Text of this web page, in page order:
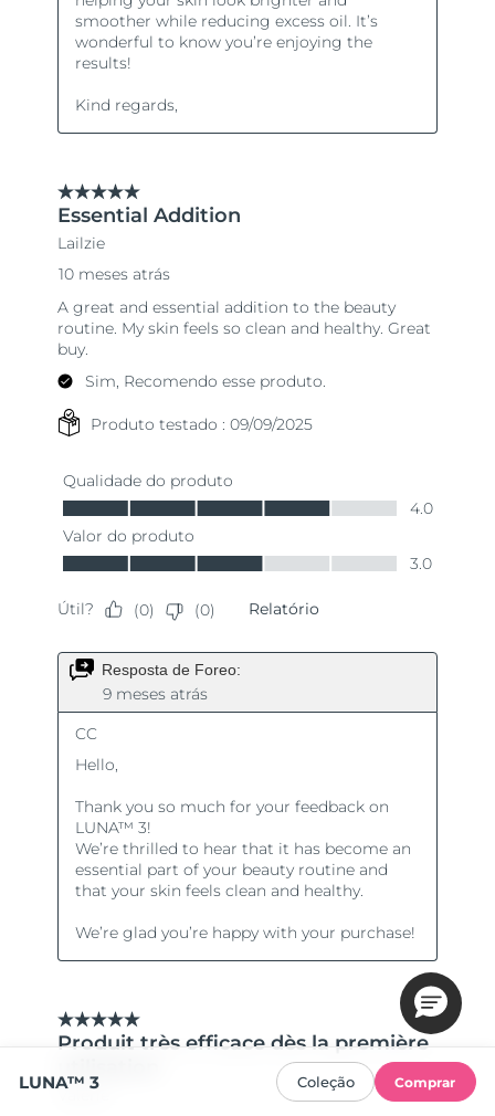
LUNA™ 3 Coleção Comprar